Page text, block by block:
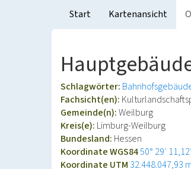
Start Kartenansicht
Schlagwörter:
Fachsicht(en):
Gemeinde(n):Weilburg
Kreis(e): Limburg-Weilburg
Bundesland: Hessen
Koordinate WGS8450° 29′
Koordinate UTM 32.448.047,93